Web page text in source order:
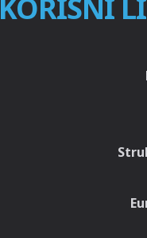
KORISNI